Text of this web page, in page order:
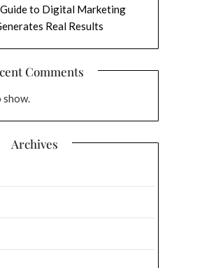
to Digital Marketing
Real Results
Comments
show.
Archives